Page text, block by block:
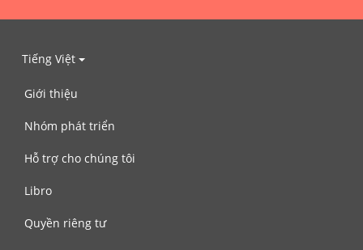
Tiếng Việt
Giới thiệu
Nhóm phát triển
Hỗ trợ cho chúng tôi
Libro
Quyền riêng tư